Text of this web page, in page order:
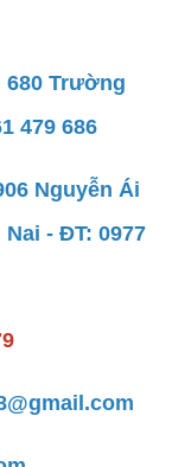
680 Trường
479 686
Nguyễn Ái
- ĐT: 0977